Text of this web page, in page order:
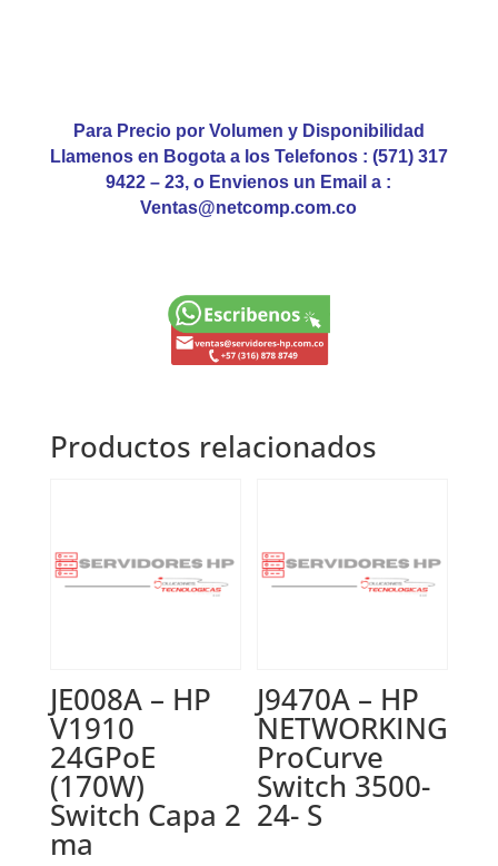
Para Precio por Volumen y Disponibilidad
Llamenos en Bogota a los Telefonos : (571) 317
9422 – 23, o Envienos un Email a :
Ventas@netcomp.com.co
Productos relacionados
JE008A – HP
V1910
24GPoE
(170W)
Switch Capa 2
ma
J9470A – HP
NETWORKING
ProCurve
Switch 3500-
24- S